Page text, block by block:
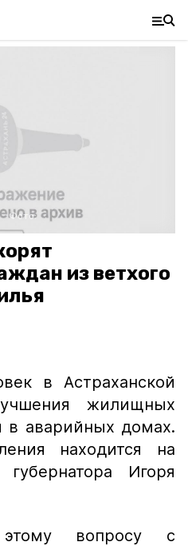
Фото:
из ветхого
в Астраханской
жилищных
в аварийных домах.
находится на
Игоря
вопросу с